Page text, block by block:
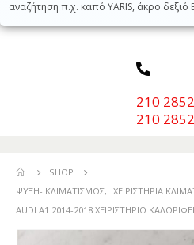
210
210
SHOP
ΨΎΞΗ- ΚΛΙΜΑΤΙΣΜΌΣ, ΧΕΙΡΙΣΤΉΡΙΑ
AUDI A1 2014-2018 ΧΕΙΡΙΣΤΗΡΙΟ